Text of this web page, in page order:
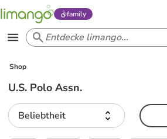
family
Shop
U.S. Polo Assn.
Beliebtheit